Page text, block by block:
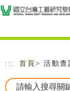
跳到主要內容
網站導覽
::: 首頁 > 活動查